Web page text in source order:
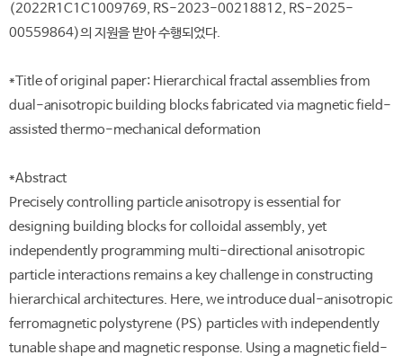
(2022R1C1C1009769, RS-2023-00218812, RS-2025-
00559864)의 지원을 받아 수행되었다.
*Title of original paper: Hierarchical fractal assemblies from
dual-anisotropic building blocks fabricated via magnetic field-
assisted thermo-mechanical deformation
*Abstract
Precisely controlling particle anisotropy is essential for
designing building blocks for colloidal assembly, yet
independently programming multi-directional anisotropic
particle interactions remains a key challenge in constructing
hierarchical architectures. Here, we introduce dual-anisotropic
ferromagnetic polystyrene (PS) particles with independently
tunable shape and magnetic response. Using a magnetic field-